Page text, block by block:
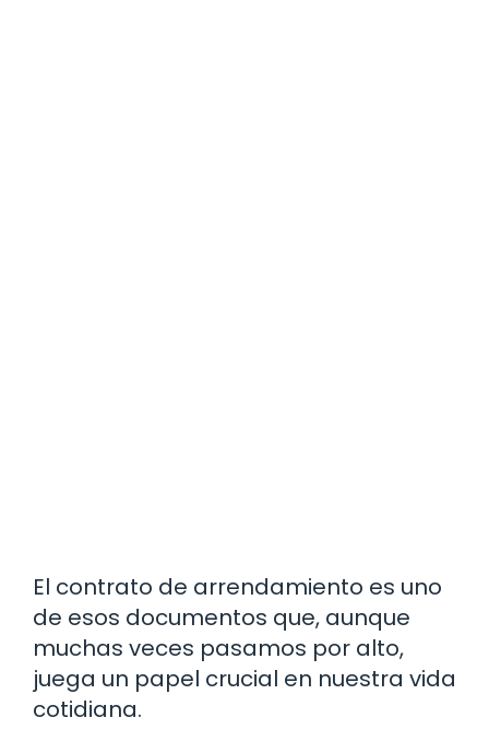
El contrato de arrendamiento es uno
de esos documentos que, aunque
muchas veces pasamos por alto,
juega un papel crucial en nuestra vida
cotidiana.